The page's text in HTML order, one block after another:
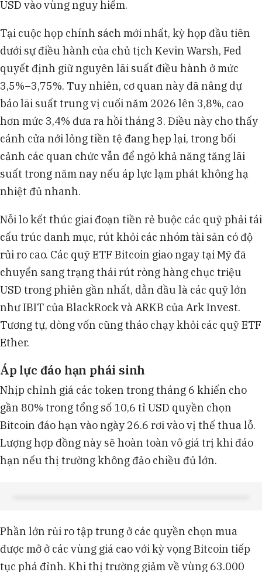
USD vào vùng nguy hiểm.
Tại cuộc họp chính sách mới nhất, kỳ họp đầu tiên
dưới sự điều hành của chủ tịch Kevin Warsh, Fed
quyết định giữ nguyên lãi suất điều hành ở mức
3,5%–3,75%. Tuy nhiên, cơ quan này đã nâng dự
báo lãi suất trung vị cuối năm 2026 lên 3,8%, cao
hơn mức 3,4% đưa ra hồi tháng 3. Điều này cho thấy
cánh cửa nới lỏng tiền tệ đang hẹp lại, trong bối
cảnh các quan chức vẫn để ngỏ khả năng tăng lãi
suất trong năm nay nếu áp lực lạm phát không hạ
nhiệt đủ nhanh.
Nỗi lo kết thúc giai đoạn tiền rẻ buộc các quỹ phải tái
cấu trúc danh mục, rút khỏi các nhóm tài sản có độ
rủi ro cao. Các quỹ ETF Bitcoin giao ngay tại Mỹ đã
chuyển sang trạng thái rút ròng hàng chục triệu
USD trong phiên gần nhất, dẫn đầu là các quỹ lớn
như IBIT của BlackRock và ARKB của Ark Invest.
Tương tự, dòng vốn cũng tháo chạy khỏi các quỹ ETF
Ether.
Áp lực đáo hạn phái sinh
Nhịp chỉnh giá các token trong tháng 6 khiến cho
gần 80% trong tổng số 10,6 tỉ USD quyền chọn
Bitcoin đáo hạn vào ngày 26.6 rơi vào vị thế thua lỗ.
Lượng hợp đồng này sẽ hoàn toàn vô giá trị khi đáo
hạn nếu thị trường không đảo chiều đủ lớn.
Phần lớn rủi ro tập trung ở các quyền chọn mua
được mở ở các vùng giá cao với kỳ vọng Bitcoin tiếp
tục phá đỉnh. Khi thị trường giảm về vùng 63.000